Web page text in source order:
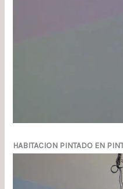
HABITACION PINTADO EN